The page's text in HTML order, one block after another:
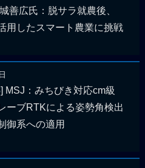
善広氏：脱サラ就農後、
用したスマート農業に挑戦
MSJ：みちびき対応cm級
ーブRTKによる姿勢角検出
御系への適用